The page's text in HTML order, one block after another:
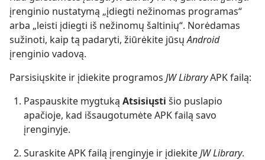
įrenginio nustatymą „įdiegti nežinomas programas“
arba „leisti įdiegti iš nežinomų šaltinių“. Norėdamas
sužinoti, kaip tą padaryti, žiūrėkite jūsųAndroid
įrenginio vadovą.
Parsisiųskite ir įdiekite programos JW LibraryAPK failą:
Paspauskite mygtuką Atsisiųsti šio puslapio
apačioje, kad išsaugotumėte APK failą savo
įrenginyje.
Suraskite APK failą įrenginyje ir įdiekiteJW Library.